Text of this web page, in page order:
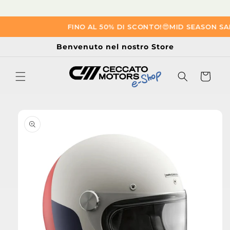
FINO AL 50% DI SCONTO!😎​MID SEASON SALE
Vai
ai contenuti
Benvenuto nel nostro Store
Carrello
informazioni
sul prodotto